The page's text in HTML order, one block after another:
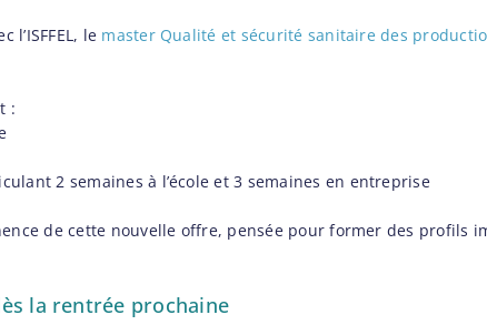
le master Qualité et sécurité sanitaire des
:
2 semaines à l’école et 3 semaines en entreprise
de cette nouvelle offre, pensée pour former des profils
la rentrée prochaine